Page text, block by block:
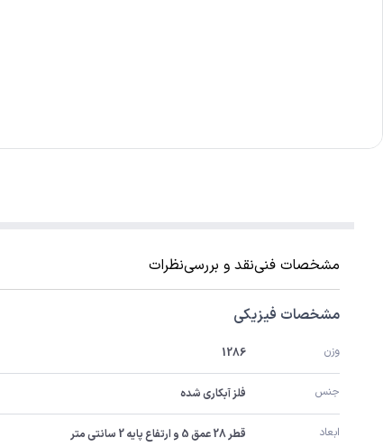
مشخصات فنینقد و بررسینظرات
مشخصات فیزیکی
وزن 1286
جنس فلز آبکاری شده
ابعاد قطر 28 عمق 5 و ارتفاع پایه 2 سانتی متر